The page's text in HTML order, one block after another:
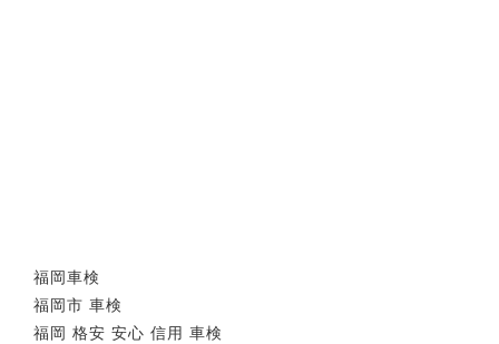
福岡車検
福岡市 車検
福岡 格安 安心 信用 車検